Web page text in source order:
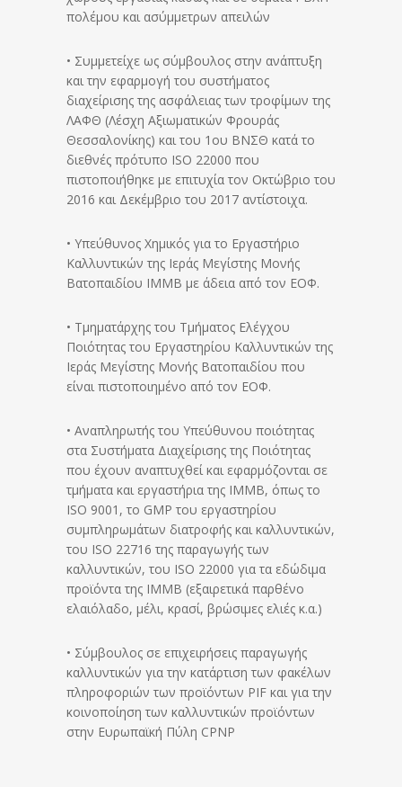
πολέμου και ασύμμετρων απειλών
• Συμμετείχε ως σύμβουλος στην ανάπτυξη
και την εφαρμογή του συστήματος
διαχείρισης της ασφάλειας των τροφίμων της
ΛΑΦΘ (Λέσχη Αξιωματικών Φρουράς
Θεσσαλονίκης) και του 1ου ΒΝΣΘ κατά το
διεθνές πρότυπο ISO 22000 που
πιστοποιήθηκε με επιτυχία τον Οκτώβριο του
2016 και Δεκέμβριο του 2017 αντίστοιχα.
• Υπεύθυνος Χημικός για το Εργαστήριο
Καλλυντικών της Ιεράς Μεγίστης Μονής
Βατοπαιδίου ΙΜΜΒ με άδεια από τον ΕΟΦ.
• Τμηματάρχης του Τμήματος Ελέγχου
Ποιότητας του Εργαστηρίου Καλλυντικών της
Ιεράς Μεγίστης Μονής Βατοπαιδίου που
είναι πιστοποιημένο από τον ΕΟΦ.
• Αναπληρωτής του Υπεύθυνου ποιότητας
στα Συστήματα Διαχείρισης της Ποιότητας
που έχουν αναπτυχθεί και εφαρμόζονται σε
τμήματα και εργαστήρια της ΙΜΜΒ, όπως το
ISO 9001, το GMP του εργαστηρίου
συμπληρωμάτων διατροφής και καλλυντικών,
του ISO 22716 της παραγωγής των
καλλυντικών, του ISO 22000 για τα εδώδιμα
προϊόντα της ΙΜΜΒ (εξαιρετικά παρθένο
ελαιόλαδο, μέλι, κρασί, βρώσιμες ελιές κ.α.)
• Σύμβουλος σε επιχειρήσεις παραγωγής
καλλυντικών για την κατάρτιση των φακέλων
πληροφοριών των προϊόντων PIF και για την
κοινοποίηση των καλλυντικών προϊόντων
στην Ευρωπαϊκή Πύλη CPNP